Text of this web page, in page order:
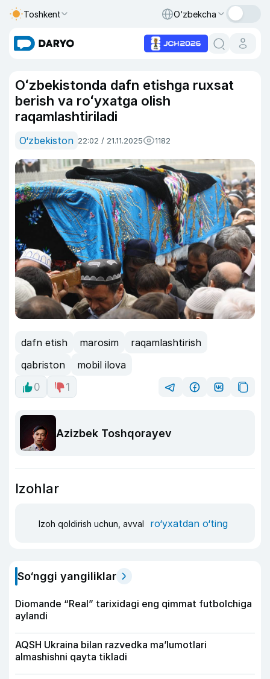
Toshkent O‘zbekcha
Oʻzbekistonda dafn etishga ruxsat
berish va roʻyxatga olish
raqamlashtiriladi
O‘zbekiston 22:02 / 21.11.2025 1182
dafn etish marosim
raqamlashtirish
qabriston
mobil ilova
0
1
Azizbek Toshqorayev
Izohlar
Izoh qoldirish uchun, avval ro‘yxatdan o‘ting
So‘nggi yangiliklar
Diomande “Real” tarixidagi eng qimmat futbolchiga
aylandi
AQSH Ukraina bilan razvedka ma’lumotlari
almashishni qayta tikladi